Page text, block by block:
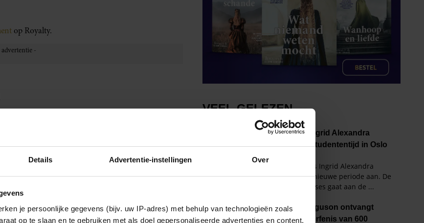
Details Advertentie-instellingen Over
je persoonlijke gegevens (bijv. uw IP-adres) met behulp van technologieën zoals
op te slaan en te gebruiken met als doel gepersonaliseerde advertenties en content,
op Royalty.